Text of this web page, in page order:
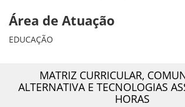
Área de Atuação
EDUCAÇÃO
MATRIZ CURRICULAR,
ALTERNATIVA E TECNOLOGIAS
HORAS